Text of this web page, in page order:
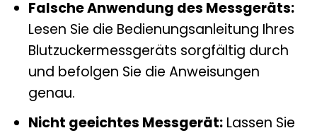
Falsche Anwendung des Messgeräts:
Lesen Sie die Bedienungsanleitung Ihres
Blutzuckermessgeräts sorgfältig durch
und befolgen Sie die Anweisungen
genau.
Nicht geeichtes Messgerät:Lassen Sie